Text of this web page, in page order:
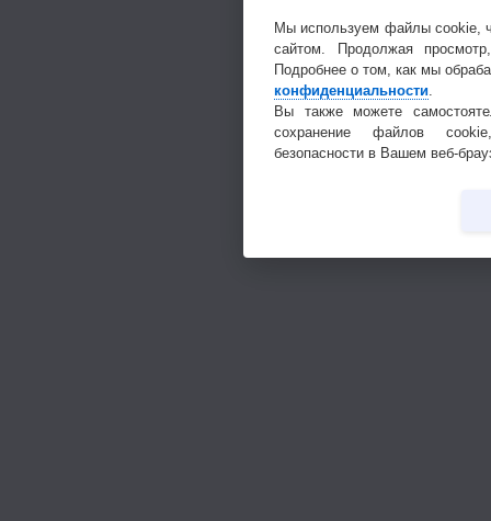
Мы используем файлы cookie,
сайтом. Продолжая
Подробнее о том, как мы
конфиденциальности
Вы также можете
сохранение файлов
безопасности в Вашем веб-